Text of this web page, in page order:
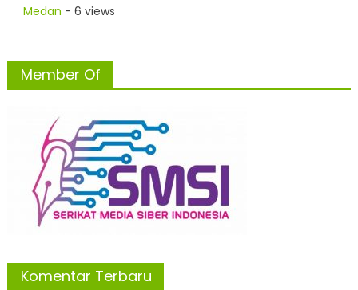
Medan - 6 views
Member Of
Komentar Terbaru